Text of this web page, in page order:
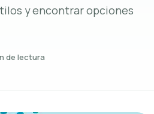
y encontrar opciones
de lectura